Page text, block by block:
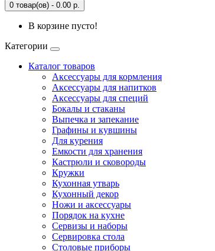
0 товар(ов) - 0.00 р.
В корзине пусто!
Категории
Каталог товаров
Аксессуары для кормления
Аксессуары для напитков
Аксессуары для специй
Бокалы и стаканы
Выпечка и запекание
Графины и кувшины
Для курения
Емкости для хранения
Кастрюли и сковороды
Кружки
Кухонная утварь
Кухонный декор
Ножи и аксессуары
Порядок на кухне
Сервизы и наборы
Сервировка стола
Столовые приборы